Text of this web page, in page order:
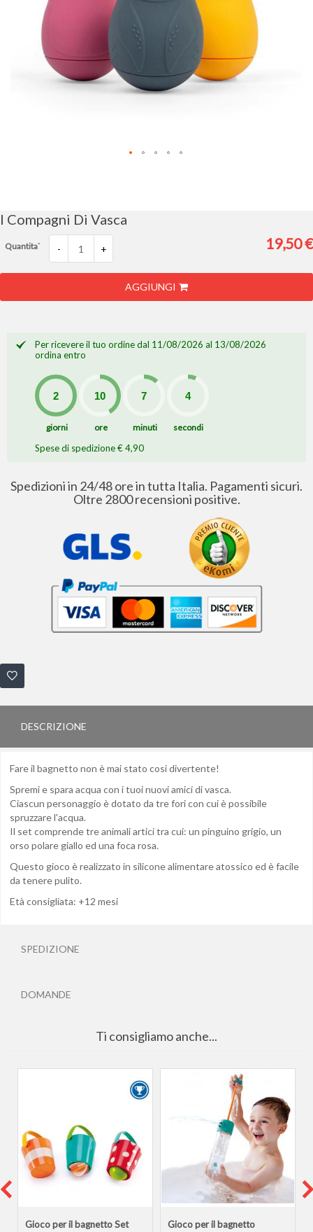
galleria
di
immagini
I Compagni Di Vasca
Quantita` - +
AGGIUNGI
19,50 €
Per ricevere il tuo ordine dal 11/08/2026 al 13/08/2026
ordina entro
giorni ore minuti secondi
Spese di spedizione € 4,90
Spedizioni in 24/48 ore in tutta Italia. Pagamenti sicuri.
Oltre 2800 recensioni positive.
DESCRIZIONE
Fare il bagnetto non è mai stato cosi divertente!
Spremi e spara acqua con i tuoi nuovi amici di vasca.
Ciascun personaggio è dotato da tre fori con cui è possibile
spruzzare l'acqua.
Il set comprende tre animali artici tra cui: un pinguino grigio, un
orso polare giallo ed una foca rosa.
Questo gioco è realizzato in silicone alimentare atossico ed è facile
da tenere pulito.
Età consigliata: +12 mesi
SPEDIZIONE
DOMANDE
Ti consigliamo anche...
Gioco per il bagnetto Set
Gioco per il bagnetto